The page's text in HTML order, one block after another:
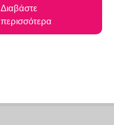
Διαβάστε
περισσότερα